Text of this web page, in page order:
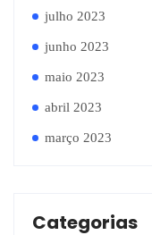
julho 2023
junho 2023
maio 2023
abril 2023
março 2023
Categorias